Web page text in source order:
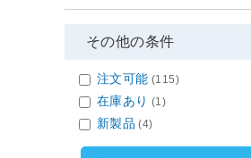
その他の条件
注文可能 (115)
在庫あり (1)
新製品 (4)